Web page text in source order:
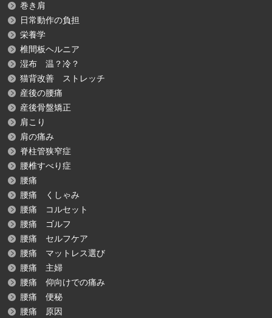
巻き肩
日常動作の負担
栄養学
椎間板ヘルニア
湿布 温？冷？
猫背改善 ストレッチ
産後の腰痛
産後骨盤矯正
肩こり
肩の痛み
脊柱管狭窄症
腰椎すべり症
腰痛
腰痛 くしゃみ
腰痛 コルセット
腰痛 ゴルフ
腰痛 セルフケア
腰痛 マットレス選び
腰痛 主婦
腰痛 仰向けでの痛み
腰痛 便秘
腰痛 原因